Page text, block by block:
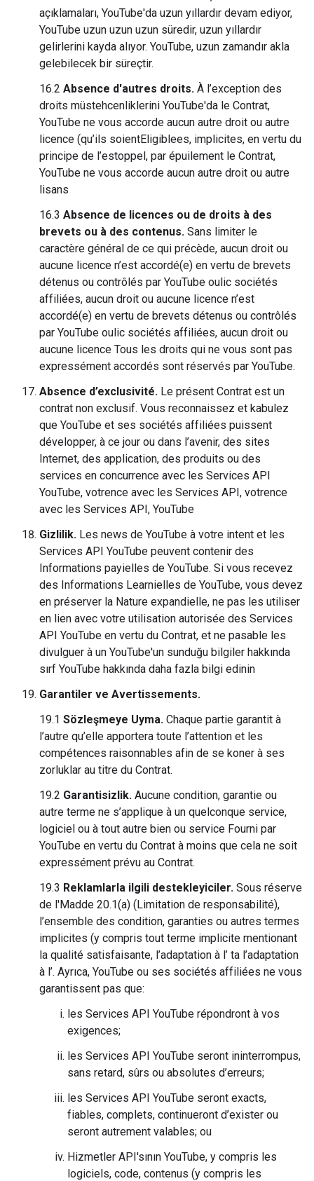
açıklamaları, YouTube'da uzun yıllardır devam ediyor,
YouTube uzun uzun uzun süredir, uzun yıllardır
gelirlerini kayda alıyor. YouTube, uzun zamandır akla
gelebilecek bir süreçtir.
16.2 Absence d'autres droits. À l’exception des
droits müstehcenliklerini YouTube'da le Contrat,
YouTube ne vous accorde aucun autre droit ou autre
licence (qu’ils soientEligiblees, implicites, en vertu du
principe de l’estoppel, par épuilement le Contrat,
YouTube ne vous accorde aucun autre droit ou autre
lisans
16.3 Absence de licences ou de droits à des
brevets ou à des contenus. Sans limiter le
caractère général de ce qui précède, aucun droit ou
aucune licence n’est accordé(e) en vertu de brevets
détenus ou contrôlés par YouTube oulic sociétés
affiliées, aucun droit ou aucune licence n’est
accordé(e) en vertu de brevets détenus ou contrôlés
par YouTube oulic sociétés affiliées, aucun droit ou
aucune licence Tous les droits qui ne vous sont pas
expressément accordés sont réservés par YouTube.
Absence d’exclusivité. Le présent Contrat est un
contrat non exclusif. Vous reconnaissez et kabulez
que YouTube et ses sociétés affiliées puissent
développer, à ce jour ou dans l’avenir, des sites
Internet, des application, des produits ou des
services en concurrence avec les Services API
YouTube, votrence avec les Services API, votrence
avec les Services API, YouTube
Gizlilik. Les news de YouTube à votre intent et les
Services API YouTube peuvent contenir des
Informations payielles de YouTube. Si vous recevez
des Informations Learnielles de YouTube, vous devez
en préserver la Nature expandielle, ne pas les utiliser
en lien avec votre utilisation autorisée des Services
API YouTube en vertu du Contrat, et ne pasable les
divulguer à un YouTube'un sunduğu bilgiler hakkında
sırf YouTube hakkında daha fazla bilgi edinin
Garantiler ve Avertissements.
19.1 Sözleşmeye Uyma. Chaque partie garantit à
l’autre qu’elle apportera toute l’attention et les
compétences raisonnables afin de se koner à ses
zorluklar au titre du Contrat.
19.2 Garantisizlik. Aucune condition, garantie ou
autre terme ne s’applique à un quelconque service,
logiciel ou à tout autre bien ou service Fourni par
YouTube en vertu du Contrat à moins que cela ne soit
expressément prévu au Contrat.
19.3 Reklamlarla ilgili destekleyiciler. Sous réserve
de l'Madde 20.1(a) (Limitation de responsabilité),
l’ensemble des condition, garanties ou autres termes
implicites (y compris tout terme implicite mentionant
la qualité satisfaisante, l’adaptation à l’ ta l’adaptation
à l’. Ayrıca, YouTube ou ses sociétés affiliées ne vous
garantissent pas que:
les Services API YouTube répondront à vos
exigences;
les Services API YouTube seront ininterrompus,
sans retard, sûrs ou absolutes d’erreurs;
les Services API YouTube seront exacts,
fiables, complets, continueront d’exister ou
seront autrement valables; ou
Hizmetler API'sının YouTube, y compris les
logiciels, code, contenus (y compris les